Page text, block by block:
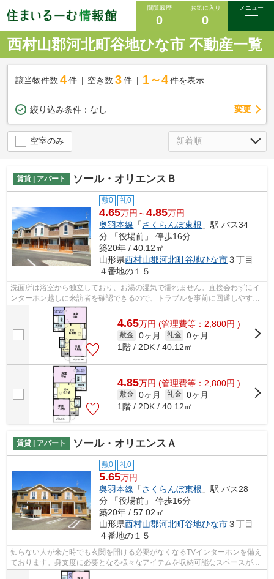
閲覧履歴
0
お気に入り
0
メニュー
西村山郡河北町谷地ひな市 不動産一覧
該当物件数 4件 空き数 3 件 1～4 件を表示
絞り込み条件： なし 変更
空室のみ
賃貸 | アパート ソール・オリエンスＢ
敷0 礼0
4.65万円～4.85万円
奥羽本線 「さくらんぼ東根 」駅 バス34
分 「役場前」 停歩16分
築20年 / 40.12㎡
山形県西村山郡河北町谷地ひな市３丁目
４番地の１５
洗面所は浴室から独立しており、お湯の湿気で濡れません。直接会わずにイ
ンターホン越しに来訪者を確認できるので、トラブルを事前に回避しやすく
なります。収納はウォークインクロゼ...
4.65万円 (管理費等：2,800円 )
敷金 0ヶ月 礼金 0ヶ月
1階 / 2DK / 40.12㎡
4.85万円 (管理費等：2,800円 )
敷金 0ヶ月 礼金 0ヶ月
1階 / 2DK / 40.12㎡
賃貸 | アパート ソール・オリエンスＡ
敷0 礼0
5.65万円
奥羽本線 「さくらんぼ東根 」駅 バス28
分 「役場前」 停歩16分
築20年 / 57.02㎡
山形県西村山郡河北町谷地ひな市３丁目
４番地の１５
知らない人が来た時でも玄関を開ける必要がなくなるTVインターホンを備え
ております。身支度に必要となる様々なアイテムを収納可能なスペースがあ
る独立洗面台を備えております。大量...